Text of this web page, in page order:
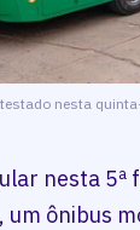
nesta
nesta
um ônibus